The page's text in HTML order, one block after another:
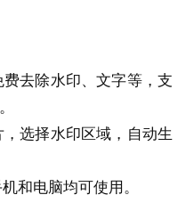
去除水印、文字等，支
选择水印区域，自动生
和电脑均可使用。